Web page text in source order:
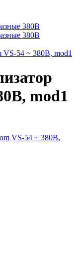
380В
380В
VS-54 ~ 380В, mod1
mod1